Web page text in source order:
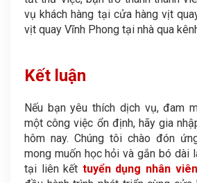
vụ khách hàng tại cửa hàng vịt
vịt quay Vĩnh Phong tại nhà qua
Kết luận
Nếu bạn yêu thích dịch vụ, đam
một công việc ổn định, hãy gia
hôm nay. Chúng tôi chào đón
mong muốn học hỏi và gắn bó dài
tại liên kết tuyển dụng nhân